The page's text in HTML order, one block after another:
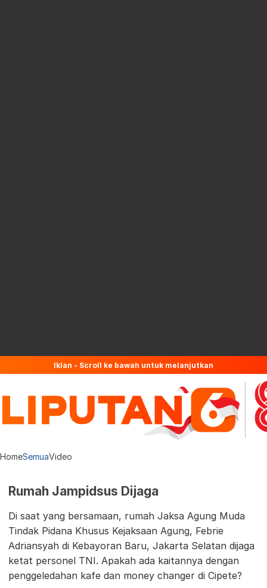
Iklan - Scroll ke bawah untuk melanjutkan
HomeSemuaVideo
Rumah Jampidsus Dijaga
Di saat yang bersamaan, rumah Jaksa Agung Muda
Tindak Pidana Khusus Kejaksaan Agung, Febrie
Adriansyah di Kebayoran Baru, Jakarta Selatan dijaga
ketat personel TNI. Apakah ada kaitannya dengan
penggeledahan kafe dan money changer di Cipete?